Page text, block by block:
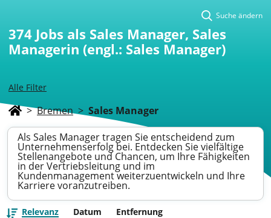
Alle Filter
Suche ändern
374 Jobs als Sales Manager, Sales
Managerin (engl.: Sales Manager)
> Bremen > Sales Manager
Als Sales Manager tragen Sie entscheidend zum
Unternehmenserfolg bei. Entdecken Sie vielfältige
Stellenangebote und Chancen, um Ihre Fähigkeiten
in der Vertriebsleitung und im
Kundenmanagement weiterzuentwickeln und Ihre
Karriere voranzutreiben.
Relevanz Datum Entfernung